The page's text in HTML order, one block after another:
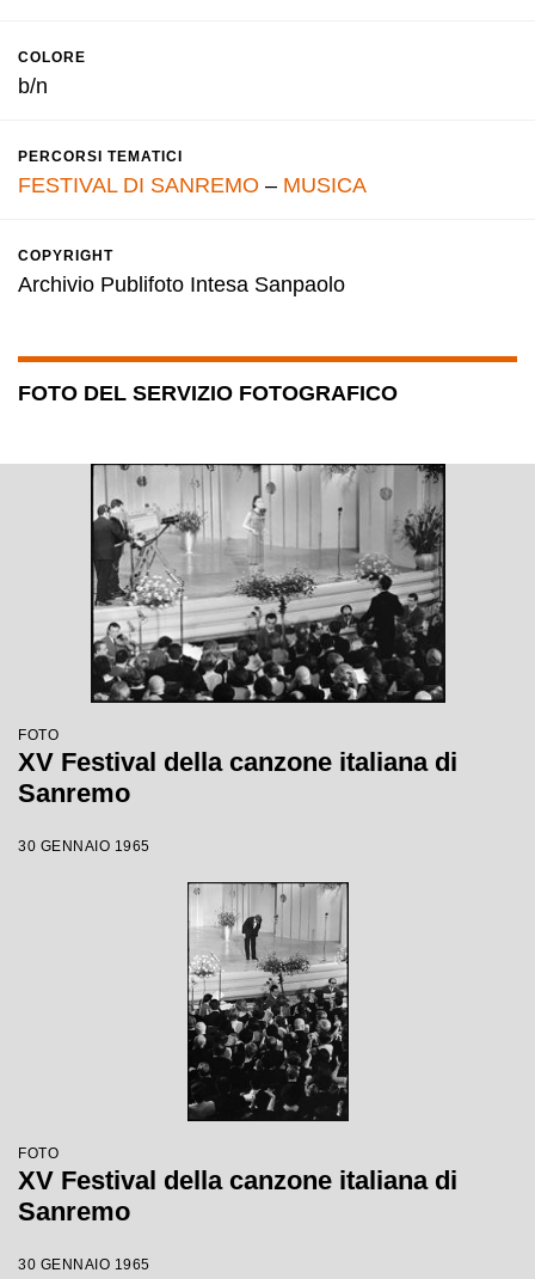
COLORE
b/n
PERCORSI TEMATICI
FESTIVAL DI SANREMO – MUSICA
COPYRIGHT
Archivio Publifoto Intesa Sanpaolo
FOTO DEL SERVIZIO FOTOGRAFICO
FOTO
XV Festival della canzone italiana di
Sanremo
30 GENNAIO 1965
FOTO
XV Festival della canzone italiana di
Sanremo
30 GENNAIO 1965